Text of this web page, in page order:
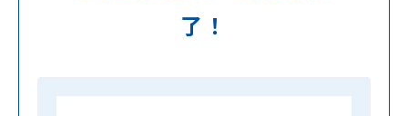
了！